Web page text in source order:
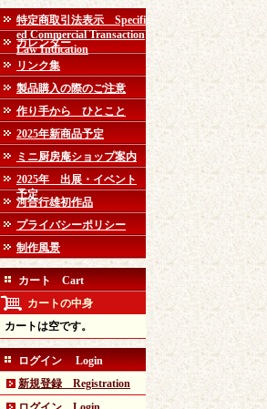
特定商取引法表示 Specifi
ed Commercial Transaction
Law Indication
カレンダー
リンク集
製品購入の際のご注意
作り手から ひとこと
2025年新商品予定
ミニ厨房庵ショップ案内
2025年 出展・イベント
予定
河合行雄初作品
プライバシーポリシー
制作風景
カート Cart
カートの中身
カートは空です。
ログイン Login
新規登録 Registration